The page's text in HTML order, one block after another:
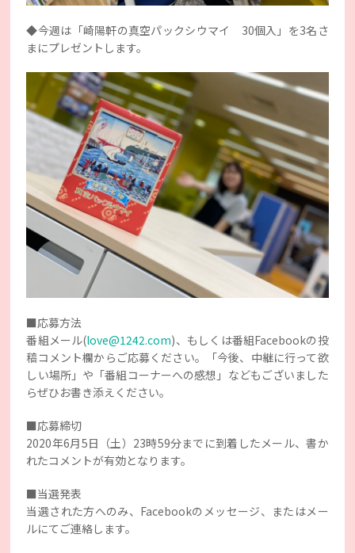
◆今週は「崎陽軒の真空パックシウマイ 30個入」を3名さ
まにプレゼントします。
■応募方法
番組メール(love@1242.com)、もしくは番組Facebookの投
稿コメント欄からご応募ください。「今後、中継に行って欲
しい場所」や「番組コーナーへの感想」などもございました
らぜひお書き添えください。
■応募締切
2020年6月5日（土）23時59分までに到着したメール、書か
れたコメントが有効となります。
■当選発表
当選された方へのみ、Facebookのメッセージ、またはメー
ルにてご連絡します。